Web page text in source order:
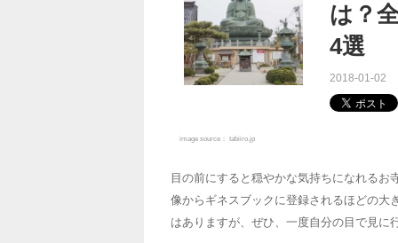
は？
4選
2018-01-02
image source： tabiiro.jp
目の前にすると穏やかな気持ちになれる
像からギネスブックに登録されるほどの大
はありますが、ぜひ、一度自分の目で見に